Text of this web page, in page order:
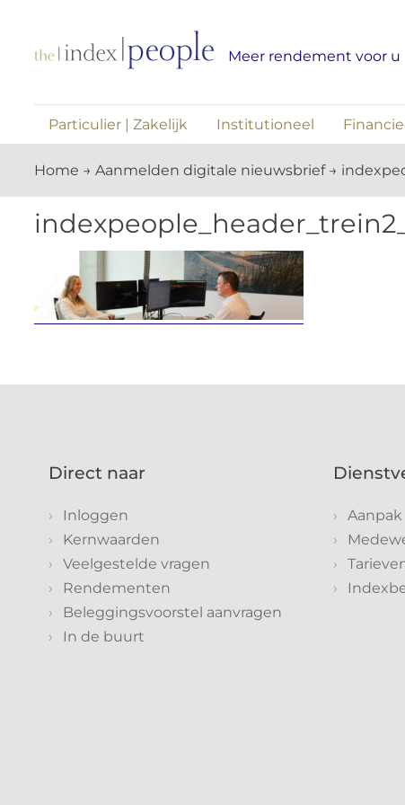
content
Meer rendement voor u
Particulier | Zakelijk Institutioneel
Home → Aanmelden digitale nieuwsbrief→
Direct naar
Inloggen
Kernwaarden
Veelgestelde vragen
Rendementen
Beleggingsvoorstel aanvragen
In de buurt
Aanpak